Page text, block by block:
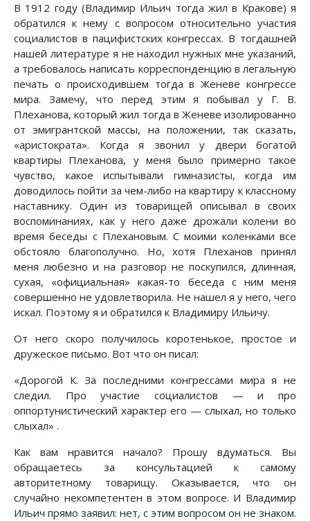
В 1912 году (Владимир Ильич тогда жил в Кракове) я
обратился к нему с вопросом относительно участия
социалистов в пацифистских конгрессах. В тогдашней
нашей литературе я не находил нужных мне указаний,
а требовалось написать корреспонденцию в легальную
печать о происходившем тогда в Женеве конгрессе
мира. Замечу, что перед этим я побывал у Г. В.
Плеханова, который жил тогда в Женеве изолированно
от эмигрантской массы, на положении, так сказать,
«аристократа». Когда я звонил у двери богатой
квартиры Плеханова, у меня было примерно такое
чувство, какое испытывали гимназисты, когда им
доводилось пойти за чем-либо на квартиру к классному
наставнику. Один из товарищей описывал в своих
воспоминаниях, как у него даже дрожали колени во
время беседы с Плехановым. С моими коленками все
обстояло благополучно. Но, хотя Плеханов принял
меня любезно и на разговор не поскупился, длинная,
сухая, «официальная» какая-то беседа с ним меня
совершенно не удовлетворила. Не нашел я у него, чего
искал. Поэтому я и обратился к Владимиру Ильичу.
От него скоро получилось коротенькое, простое и
дружеское письмо. Вот что он писал:
«Дорогой К. За последними конгрессами мира я не
следил. Про участие социалистов — и про
оппортунистический характер его — слыхал, но только
слыхал» .
Как вам нравится начало? Прошу вдуматься. Вы
обращаетесь за консультацией к самому
авторитетному товарищу. Оказывается, что он
случайно некомпетентен в этом вопросе. И Владимир
Ильич прямо заявил: нет, с этим вопросом он не знаком.